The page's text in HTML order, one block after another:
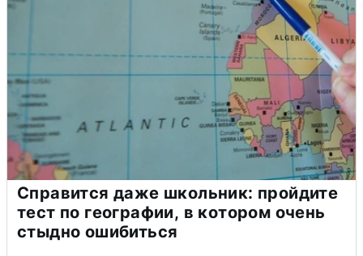
Справится даже школьник: пройдите
тест по географии, в котором очень
стыдно ошибиться